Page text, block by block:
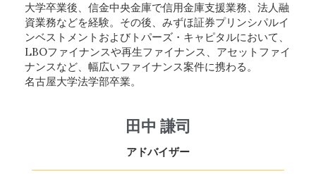
大学卒業後、信金中央金庫で信用金庫支援業務、法人融
資業務などを経験。その後、みずほ証券プリンシパルイ
ンベストメントおよびトパーズ・キャピタルにおいて、
LBOファイナンスや再生ファイナンス、アセットファイ
ナンスなど、幅広いファイナンス案件に携わる。
名古屋大学法学部卒業。
田中 謙司
ア ドバイザー